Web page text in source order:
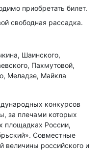
приобретать билет.
свободная рассадка.
Шаинского,
Пахмутовой,
Меладзе, Майкла
конкурсов
за плечами которых
площадках России,
Совместные
величины российского и